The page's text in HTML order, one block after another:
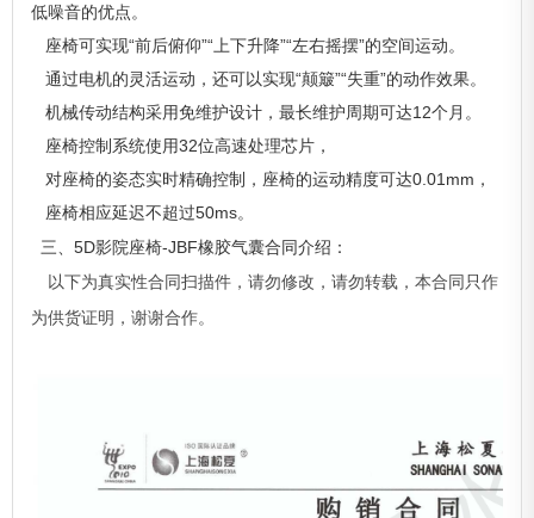
低噪音的优点。
座椅可实现“前后俯仰”“上下升降”“左右摇摆”的空间运动。
通过电机的灵活运动，还可以实现“颠簸”“失重”的动作效果。
机械传动结构采用免维护设计，最长维护周期可达12个月。
座椅控制系统使用32位高速处理芯片，
对座椅的姿态实时精确控制，座椅的运动精度可达0.01mm，
座椅相应延迟不超过50ms。
三、5D影院座椅-JBF橡胶气囊合同介绍：
以下为真实性合同扫描件，请勿修改，请勿转载，本合同只作
为供货证明，谢谢合作。